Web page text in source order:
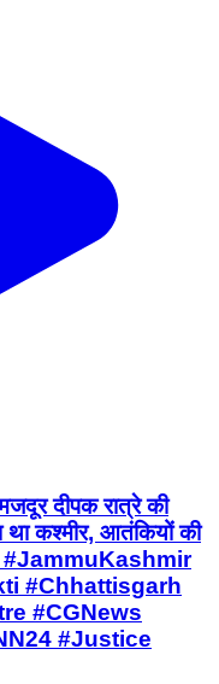
दीपक रात्रे की
था कश्मीर, आतंकियों की
#JammuKashmir
#Chhattisgarh
#CGNews
#Justice